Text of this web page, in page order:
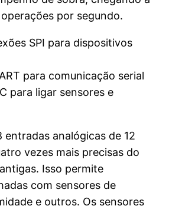
por segundo.
SPI para dispositivos
para comunicação serial
para ligar sensores e
entradas analógicas de 12
vezes mais precisas do
Isso permite
com sensores de
e outros. Os sensores